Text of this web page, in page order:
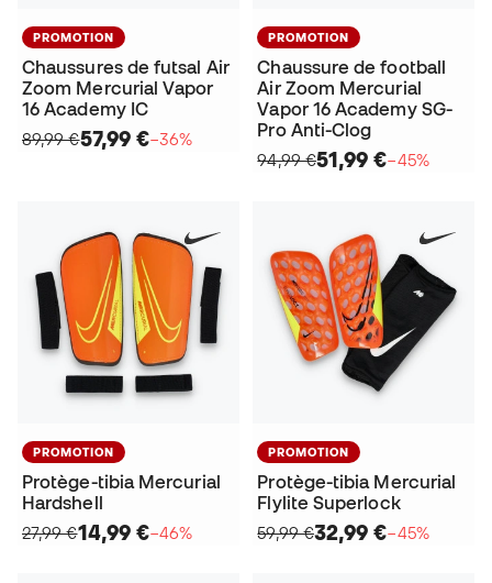
PROMOTION
Chaussures de futsal Air
Zoom Mercurial Vapor
16 Academy IC
89,99 €57,99 €−36%
PROMOTION
Chaussure de football
Air Zoom Mercurial
Vapor 16 Academy SG-
Pro Anti-Clog
94,99 €51,99 €−45%
PROMOTION
Protège-tibia Mercurial
Hardshell
27,99 €14,99 €−46%
PROMOTION
Protège-tibia Mercurial
Flylite Superlock
59,99 €32,99 €−45%